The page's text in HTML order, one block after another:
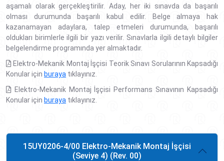
aşamalı olarak gerçekleştirilir. Aday, her iki sınavda da başarılı
olması durumunda başarılı kabul edilir. Belge almaya hak
kazanamayan adaylara, talep etmeleri durumunda, başarılı
oldukları birimlerle ilgili bir yazı verilir. Sınavlarla ilgili detaylı bilgiler
belgelendirme programında yer almaktadır.
Elektro-Mekanik Montaj İşçisi Teorik Sınavı Sorularının Kapsadığı
Konular için buraya tıklayınız.
Elektro-Mekanik Montaj İşçisi Performans Sınavının Kapsadığı
Konular için buraya tıklayınız.
15UY0206-4/00 Elektro-Mekanik Montaj İşçisi
(Seviye 4) (Rev. 00)